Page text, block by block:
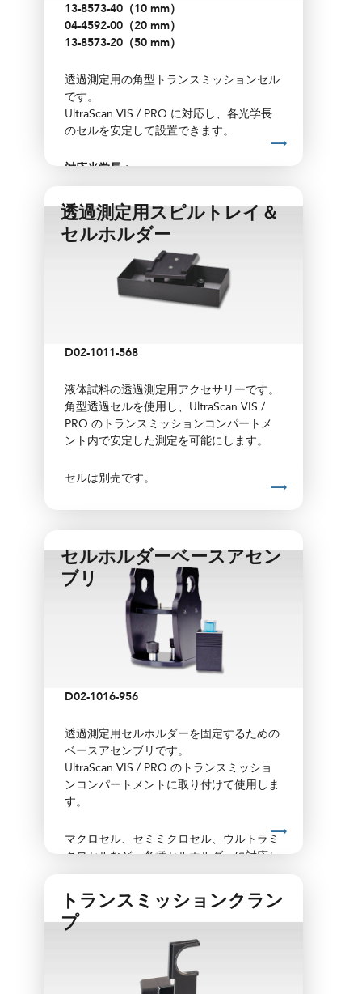
13-8573-40（10 mm）
04-4592-00（20 mm）
13-8573-20（50 mm）
透過測定用の角型トランスミッションセル
です。
UltraScan VIS / PRO に対応し、各光学長
のセルを安定して設置できます。
対応光学長：
10 mm
20 mm
33 mm
50 mm
透過測定用スピルトレイ＆
セルホルダー
D02-1011-568
液体試料の透過測定用アクセサリーです。
角型透過セルを使用し、UltraScan VIS /
PRO のトランスミッションコンパートメ
ント内で安定した測定を可能にします。
セルは別売です。
セルホルダーベースアセン
ブリ
D02-1016-956
透過測定用セルホルダーを固定するための
ベースアセンブリです。
UltraScan VIS / PRO のトランスミッショ
ンコンパートメントに取り付けて使用しま
す。
マクロセル、セミミクロセル、ウルトラミ
クロセルなど、各種セルホルダーに対応し
ています。用途に応じて、ガラス製または
プラスチック製の分析セルと組み合わせて
ご使用ください。
セルおよびホルダーは別売です。
トランスミッションクラン
プ